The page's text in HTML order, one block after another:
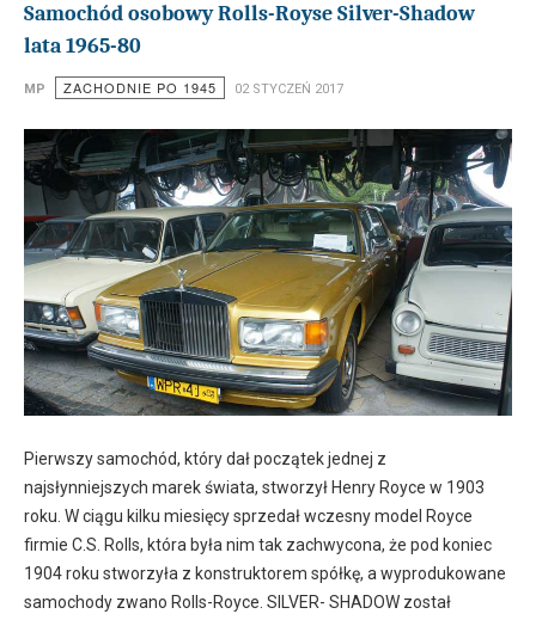
Samochód osobowy Rolls-Royse Silver-Shadow
lata 1965-80
MP ZACHODNIE PO 1945 02 STYCZEŃ 2017
Pierwszy samochód, który dał początek jednej z
najsłynniejszych marek świata, stworzył Henry Royce w 1903
roku. W ciągu kilku miesięcy sprzedał wczesny model Royce
firmie C.S. Rolls, która była nim tak zachwycona, że pod koniec
1904 roku stworzyła z konstruktorem spółkę, a wyprodukowane
samochody zwano Rolls-Royce. SILVER- SHADOW został